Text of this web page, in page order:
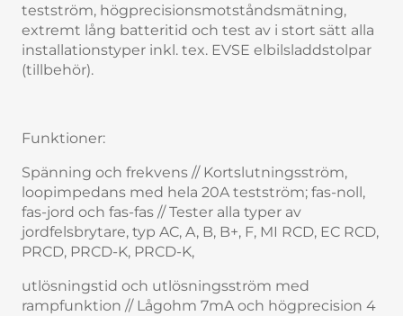
testström, högprecisionsmotståndsmätning,
extremt lång batteritid och test av i stort sätt alla
installationstyper inkl. tex. EVSE elbilsladdstolpar
(tillbehör).
Funktioner:
Spänning och frekvens // Kortslutningsström,
loopimpedans med hela 20A testström; fas-noll,
fas-jord och fas-fas // Tester alla typer av
jordfelsbrytare, typ AC, A, B, B+, F, MI RCD, EC RCD,
PRCD, PRCD-K, PRCD-K,
utlösningstid och utlösningsström med
rampfunktion // Lågohm 7mA och högprecision 4